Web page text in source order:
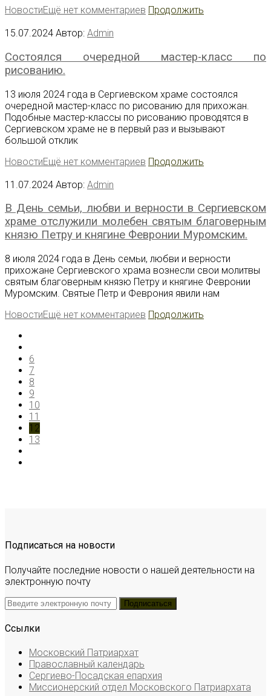
НовостиЕщё нет комментариев Продолжить
15.07.2024 Автор: Admin
Состоялся очередной мастер-класс по
рисованию.
13 июля 2024 года в Сергиевском храме состоялся
очередной мастер-класс по рисованию для прихожан.
Подобные мастер-классы по рисованию проводятся в
Сергиевском храме не в первый раз и вызывают
большой отклик
НовостиЕщё нет комментариев Продолжить
11.07.2024 Автор: Admin
В День семьи, любви и верности в Сергиевском
храме отслужили молебен святым благоверным
князю Петру и княгине Февронии Муромским.
8 июля 2024 года в День семьи, любви и верности
прихожане Сергиевского храма вознесли свои молитвы
святым благоверным князю Петру и княгине Февронии
Муромским. Святые Петр и Феврония явили нам
НовостиЕщё нет комментариев Продолжить
6
7
8
9
10
11
12
13
Подписаться на новости
Получайте последние новости о нашей деятельности на
электронную почту
Ссылки
Московский Патриархат
Православный календарь
Сергиево-Посадская епархия
Миссионерский отдел Московского Патриархата